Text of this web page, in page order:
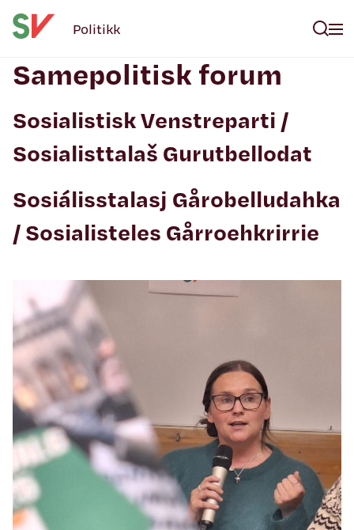
Politikk
Samepolitisk forum
Sosialistisk Venstreparti /
Sosialisttalaš Gurutbellodat
Sosiálisstalasj Gårobelludahka
/ Sosialisteles Gårroehkrirrie